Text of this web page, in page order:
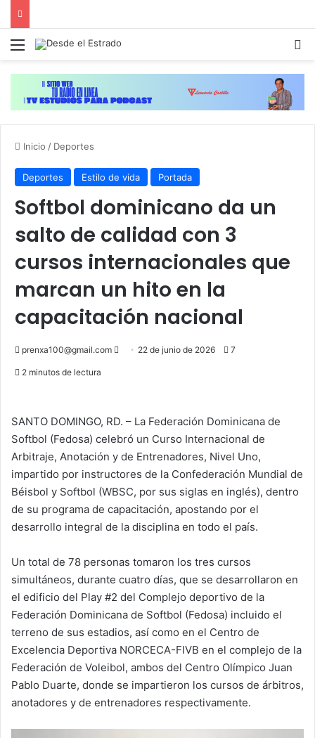
Menú
Inicio / Deportes
Deportes Estilo de vida Portada
Softbol dominicano da un
salto de calidad con 3
cursos internacionales que
marcan un hito en la
capacitación nacional
prenxa100@gmail.com
Send 22 de junio de 2026 7
2 minutos de lectura
SANTO DOMINGO, RD. – La Federación Dominicana de
Softbol (Fedosa) celebró un Curso Internacional de
Arbitraje, Anotación y de Entrenadores, Nivel Uno,
impartido por instructores de la Confederación Mundial de
Béisbol y Softbol (WBSC, por sus siglas en inglés), dentro
de su programa de capacitación, apostando por el
desarrollo integral de la disciplina en todo el país.
Un total de 78 personas tomaron los tres cursos
simultáneos, durante cuatro días, que se desarrollaron en
el edificio del Play #2 del Complejo deportivo de la
Federación Dominicana de Softbol (Fedosa) incluido el
terreno de sus estadios, así como en el Centro de
Excelencia Deportiva NORCECA-FIVB en el complejo de la
Federación de Voleibol, ambos del Centro Olímpico Juan
Pablo Duarte, donde se impartieron los cursos de árbitros,
anotadores y de entrenadores respectivamente.